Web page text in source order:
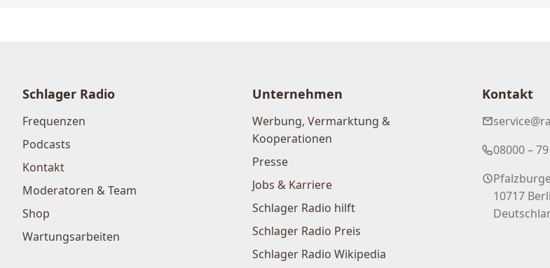
Schlager Radio
Frequenzen
Podcasts
Kontakt
Moderatoren & Team
Shop
Wartungsarbeiten
Unternehmen
Werbung, Vermarktung &
Kooperationen
Presse
Jobs & Karriere
Schlager Radio hilft
Schlager Radio Preis
Schlager Radio Wikipedia
Kontakt
08000 –
10717